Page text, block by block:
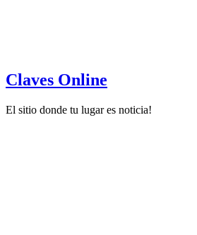
Claves Online
El sitio donde tu lugar es noticia!